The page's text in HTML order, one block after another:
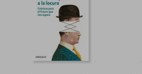
20% S/ 59,00